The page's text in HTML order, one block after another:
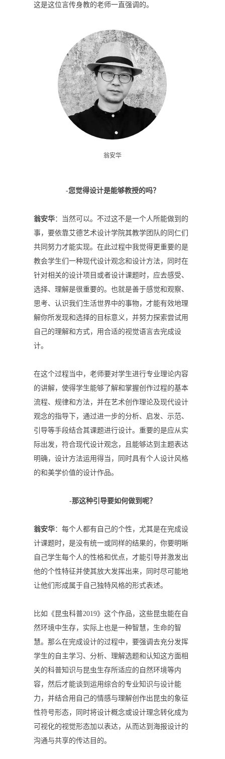
这是这位言传身教的老师一直强调的。
翁安华
-您觉得设计是能够教授的吗？
翁安华：当然可以。不过这不是一个人所能做到的
事，要依靠艾德艺术设计学院其教学团队的同仁们
共同努力才能实现。在此过程中我觉得更重要的是
教会学生们一种现代设计观念和设计方法，同时在
针对相关的设计项目或者设计课题时，应去感受、
选择、理解是很重要的。也就是善于感觉和观察、
思考、认识我们生活世界中的事物，才能有效地理
解你所发现和选择的目标意义，并努力探索尝试用
自己的理解和方式，用合适的视觉语言去完成设
计。
在这个过程当中，老师要对学生进行专业理论内容
的讲解，使得学生能够了解和掌握创作过程的基本
流程、规律和方法，并在艺术创作理论及现代设计
观念的指导下，通过进一步的分析、启发、示范、
引导等手段结合其课题进行设计。重要的是应从实
际出发，符合现代设计观念，且能够达到主题表达
明确，设计方法运用得当，同时具有个人设计风格
的和美学价值的设计作品。
-那这种引导要如何做到呢？
翁安华：每个人都有自己的个性，尤其是在完成设
计课题时，是没有统一或同样的结果的，你要明晰
自己学生每个人的性格和优点，才能引导并激发出
他的个性特征并使其放大发挥出来，同时尽可能地
让他们形成属于自己独特风格的形式表述。
比如《昆虫科普2019》这个作品，这些昆虫能在自
然环境中生存，实际上也是一种智慧，生命的智
慧。那么在完成设计的过程中，要强调去充分发挥
学生的自主学习、分析、理解选题和认知这方面相
关的科普知识与昆虫生存所适应的自然环境等内
容，然后才能谈到运用综合的专业知识与设计能
力，并结合用自己的情感与理解创作出昆虫的象征
性符号形态，同时将设计概念或设计理念转化成为
可视化的视觉形态加以表达，从而达到海报设计的
沟通与共享的传达目的。